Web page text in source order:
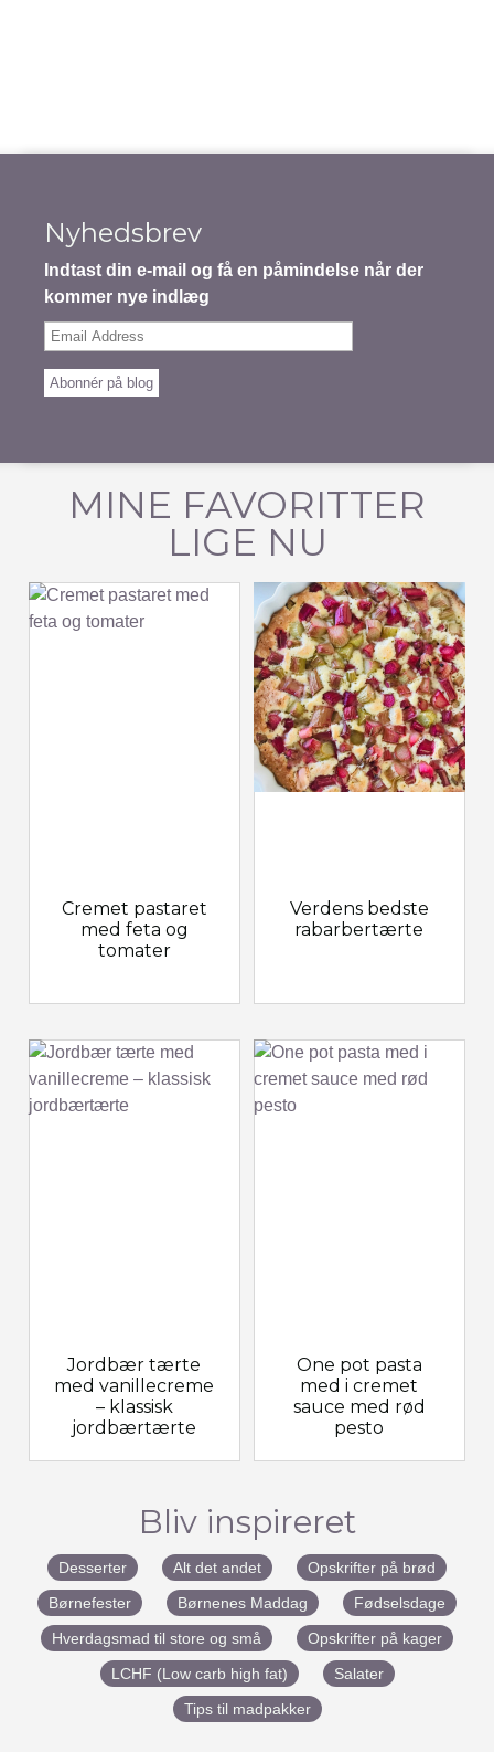
Nyhedsbrev
Indtast din e-mail og få en påmindelse når der
kommer nye indlæg
Email
Abonnér på blog
MINE FAVORITTER
LIGE NU
Cremet pastaret
med feta og
tomater
Jordbær tærte
med vanillecreme
– klassisk
jordbærtærte
Verdens bedste
rabarbertærte
One pot pasta
med i cremet
sauce med rød
pesto
Bliv inspireret
Desserter Alt det andet
Opskrifter på brød
Børnefester
Børnenes Maddag
Fødselsdage
Hverdagsmad til store og små
Opskrifter på kager
LCHF (Low carb high fat)
Salater
Tips til madpakker